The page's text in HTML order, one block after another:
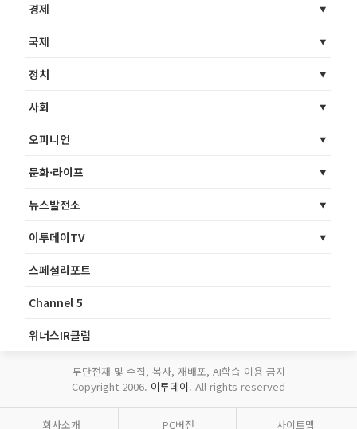
경제
국제
정치
사회
오피니언
문화·라이프
뉴스발전소
이투데이TV
스페셜리포트
Channel 5
위너스IR클럽
무단전재 및 수집, 복사, 재배포, AI학습 이용 금지
Copyright 2006. 이투데이. All rights reserved
회사소개 PC버전 사이트맵